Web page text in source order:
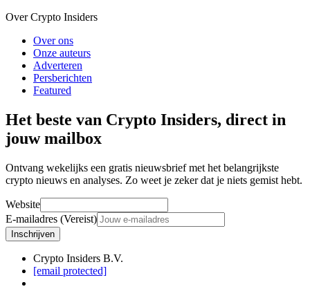
Over Crypto Insiders
Over ons
Onze auteurs
Adverteren
Persberichten
Featured
Het beste van Crypto Insiders, direct in
jouw mailbox
Ontvang wekelijks een gratis nieuwsbrief met het belangrijkste
crypto nieuws en analyses. Zo weet je zeker dat je niets gemist hebt.
Website
E-mailadres (Vereist)
Inschrijven
Crypto Insiders B.V.
[email protected]